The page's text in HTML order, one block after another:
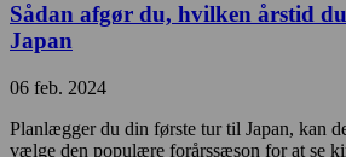
Sådan afgør du, hvilken årstid du
Japan
06 feb. 2024
Planlægger du din første tur til Japan, kan
vælge den populære forårssæson for at se